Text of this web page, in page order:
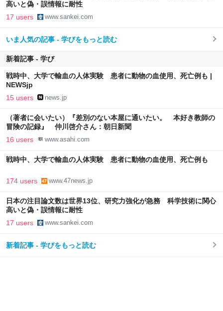
高いと偽・誤情報に耐性
17 users www.sankei.com
いま人気の記事 - 学びをもっと読む
新着記事 - 学び
戦時中、大学で輸血の人体実験 患者に動物の血使用、死亡例も |
NEWSjp
15 users news.jp
（著者に会いたい）『差別のない本屋に通いたい。 本好き教師の
冒険の記録』 仲川啓介さん：朝日新聞
16 users www.asahi.com
戦時中、大学で輸血の人体実験 患者に動物の血使用、死亡例も
174 users www.47news.jp
日本の注目論文数は世界13位、研究力強化が急務 科学技術に関心
高いと偽・誤情報に耐性
17 users www.sankei.com
新着記事 - 学びをもっと読む